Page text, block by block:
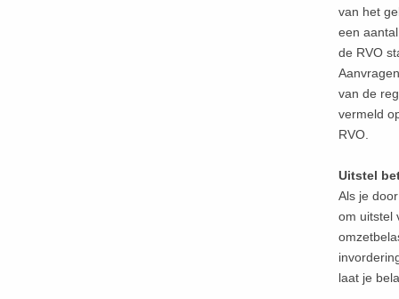
van het
een
de RVO
van de
vermeld
RVO.
Uitstel
Als je
om uitstel
laat je